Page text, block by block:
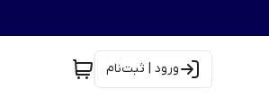
ورود | ثبت‌نام